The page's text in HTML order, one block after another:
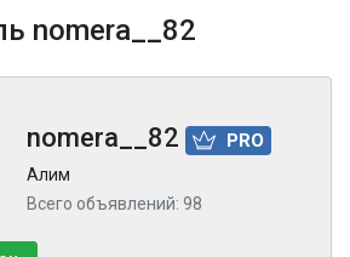
nomera__82
nomera__82 PRO
Алим
Всего объявлений: 98